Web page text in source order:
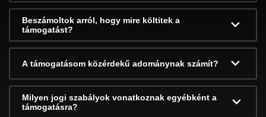
Beszámoltok arról, hogy mire költitek a
támogatást?
A támogatásom közérdekű adománynak számít?
Milyen jogi szabályok vonatkoznak egyébként a
támogatásra?